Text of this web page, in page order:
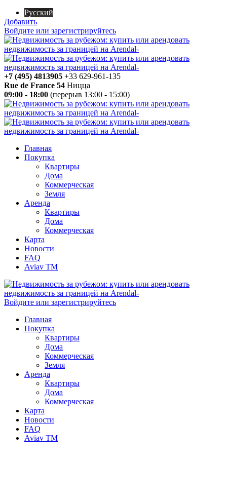
Русский
Добавить
Войдите или зарегистрируйтесь
+7 (495) 4813905 +33 629-961-135
Rue de France 54 Ницца
09:00 - 18:00 (перерыв 13:00 - 15:00)
Главная
Покупка
Квартиры
Дома
Коммерческая
Земля
Аренда
Квартиры
Дома
Коммерческая
Карта
Новости
FAQ
Aviav TM
Войдите или зарегистрируйтесь
Главная
Покупка
Квартиры
Дома
Коммерческая
Земля
Аренда
Квартиры
Дома
Коммерческая
Карта
Новости
FAQ
Aviav TM